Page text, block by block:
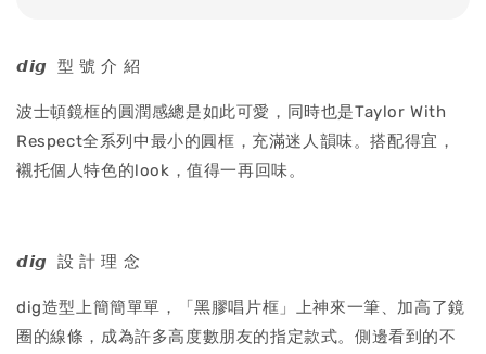
𝙙𝙞𝙜 型 號 介 紹
波士頓鏡框的圓潤感總是如此可愛，同時也是Taylor With
Respect全系列中最小的圓框，充滿迷人韻味。搭配得宜，
襯托個人特色的look，值得一再回味。
𝙙𝙞𝙜 設 計 理 念
dig造型上簡簡單單，「黑膠唱片框」上神來一筆、加高了鏡
圈的線條，成為許多高度數朋友的指定款式。側邊看到的不